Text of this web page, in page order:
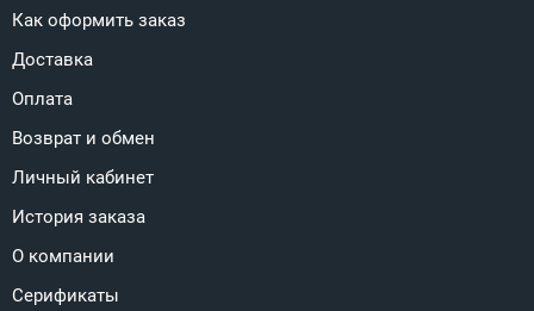
Как оформить заказ
Доставка
Оплата
Возврат и обмен
Личный кабинет
История заказа
О компании
Серификаты